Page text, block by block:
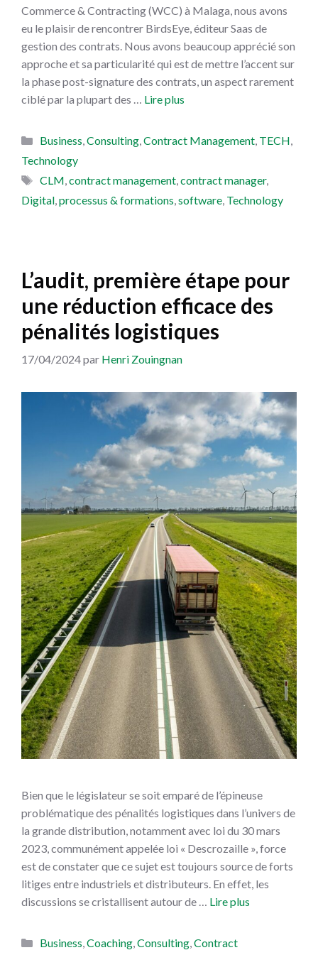
Commerce & Contracting (WCC) à Malaga, nous avons
eu le plaisir de rencontrer BirdsEye, éditeur Saas de
gestion des contrats. Nous avons beaucoup apprécié son
approche et sa particularité qui est de mettre l’accent sur
la phase post-signature des contrats, un aspect rarement
ciblé par la plupart des … Lire plus
Catégories
Business Consulting, Contract Management, TECH
Technology
Étiquettes
CLM contract management, contract manager,
Digital processus & formations software Technology
L’audit, première étape pour
une réduction efficace des
pénalités logistiques
17/04/2024par Henri Zouingnan
Bien que le législateur se soit emparé de l’épineuse
problématique des pénalités logistiques dans l’univers de
la grande distribution, notamment avec loi du 30 mars
2023, communément appelée loi « Descrozaille », force
est de constater que ce sujet est toujours source de forts
litiges entre industriels et distributeurs. En effet, les
discussions se cristallisent autour de … Lire plus
Catégories
Business Coaching, Consulting, Contract